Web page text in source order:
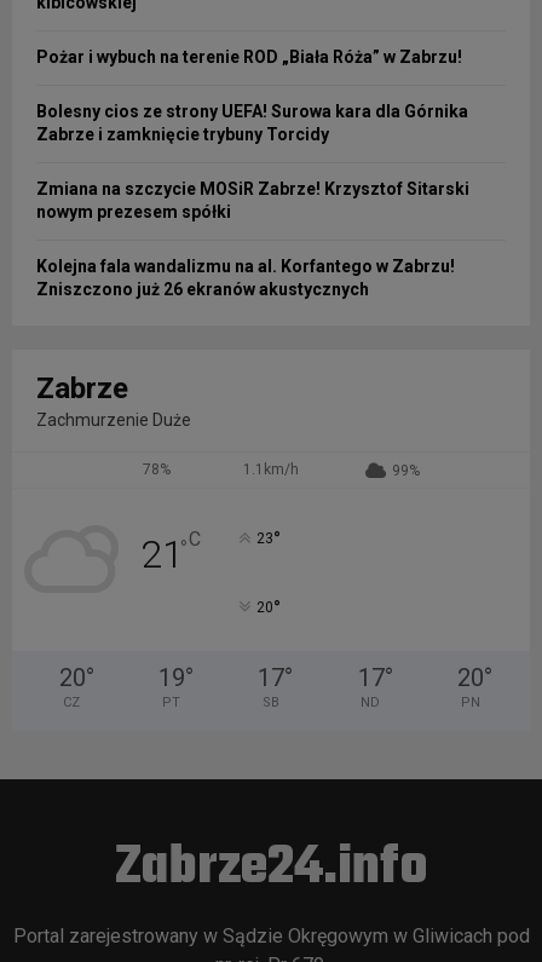
Pożar i wybuch na terenie ROD „Biała Róża” w Zabrzu!
Bolesny cios ze strony UEFA! Surowa kara dla Górnika
Zabrze i zamknięcie trybuny Torcidy
Zmiana na szczycie MOSiR Zabrze! Krzysztof Sitarski
nowym prezesem spółki
Kolejna fala wandalizmu na al. Korfantego w Zabrzu!
Zniszczono już 26 ekranów akustycznych
Zabrze
Zachmurzenie Duże
78% 1.1km/h 99%
21°C 23°
20°
20°
CZ
19°
PT
17°
SB
17°
ND
20°
PN
Zabrze24.info
Portal zarejestrowany w Sądzie Okręgowym w Gliwicach pod